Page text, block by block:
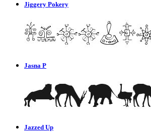
Jiggery Pokery
Jasna P
Jazzed Up